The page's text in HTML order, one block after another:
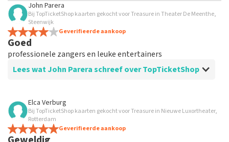
John Parera
Bij TopTicketShop kaarten gekocht voor Treasure in Theater De Meenthe,
Steenwijk
Geverifieerde aankoop
Goed
professionele zangers en leuke entertainers
Lees wat John Parera schreef over TopTicketShop
Beoordeling van John Parera over
goed
Elca Verburg
Bij TopTicketShop kaarten gekocht voor Treasure in Nieuwe Luxortheater,
Rotterdam
Geverifieerde aankoop